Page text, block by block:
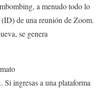
a menudo todo lo
de una reunión de Zoom.
se genera
ingresas a una plataforma